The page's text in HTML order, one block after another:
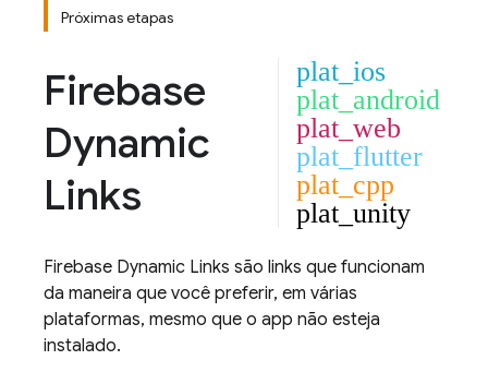
Próximas etapas
Firebase
Dynamic
Links
plat_ios
plat_android
plat_web
plat_flutter
plat_cpp
plat_unity
Firebase Dynamic Links são links que funcionam
da maneira que você preferir, em várias
plataformas, mesmo que o app não esteja
instalado.